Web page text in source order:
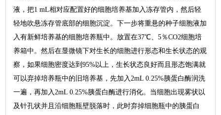
液，把1 mL相对应配置好的细胞培养基加入冻存管内，然后轻
轻地吹悬冻存管底部的细胞沉淀。下一步将重悬的种子细胞液加
入有新鲜培养基的细胞培养瓶中。放置在37℃、5％CO2细胞培
养箱中。然后在显微镜下对生长的细胞进行形态和生长状态的观
察，如果细胞密度达到95%以上，生长状态良好而且形态饱满就
可以弃掉培养瓶中的旧培养基，先加入2mL 0.25%胰蛋白酶润洗
一遍，再加入2mL 0.25%胰蛋白酶进行消化。当细胞出现雾状以
及针孔状并且沿细胞瓶壁脱落时，此时弃掉细胞瓶中的胰蛋白